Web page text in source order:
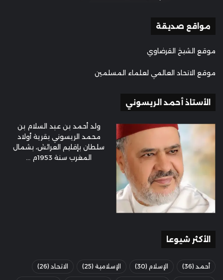
مواقع صديقة
موقع الشيخ القرضاوي
موقع الاتحاد العالمي لعلماء المسلمين
الأستاذ أحمد الريسوني
ولد أحمد بن عبد السلام بن
محمد الريسوني بقرية أولاد
سلطان بإقليم العرائش، بشمال
المغرب سنة 1953م ...
الأكثر شيوعا
أحمد (36) الإسلام (30) الإسلامية (25) الاتحاد (26)